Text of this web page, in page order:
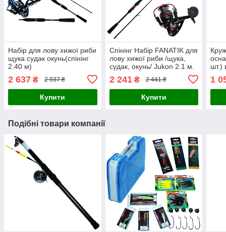
Набір для лову хижої риби
щука судак окунь(спінінг
2.40 м)
2 637 ₴ 2 937 ₴
Купити
Спінінг Набір FANATIK для
лову хижої риби /щука,
судак, окунь/ Jukon 2.1 м.
2 241₴ 2 441 ₴
Купити
шт.)
1
Подібні товари компанії